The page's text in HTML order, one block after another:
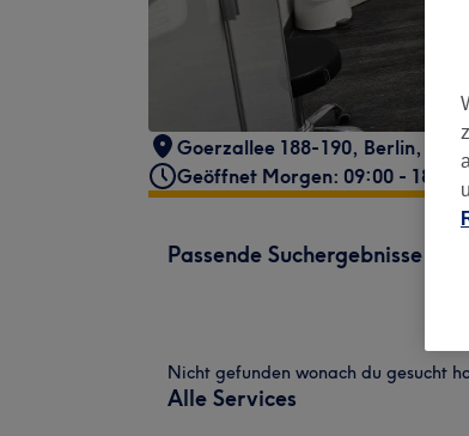
Goerzallee 188-190, Berlin,
Geöffnet Morgen: 09:00 - 18:00
Passende Suchergebnisse
Nicht gefunden wonach du gesucht
Alle Services